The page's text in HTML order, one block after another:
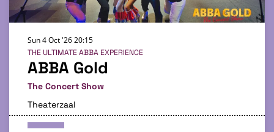
ABBA Gold
The Concert Show
THE ULTIMATE ABBA EXPERIENCE
Sun 4 Oct '2620:15
Theaterzaal